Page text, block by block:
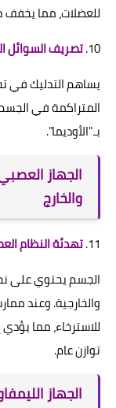
للعضلات، مما يخفف
10. تصريف السوائل
يساهم التدليك في
المتراكمة في
بـ"الأوديما".
الجهاز
والخارج
11. تهدئة النظام
الجسم يحتوي على
والخارجية. وعند
للاسترخاء، مما
توازن عام.
الجهاز